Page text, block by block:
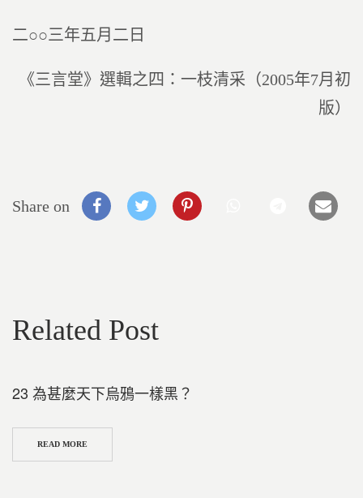
二○○三年五月二日
《三言堂》選輯之四：一枝清采（2005年7月初
版）
Share on
Related Post
23 為甚麼天下烏鴉一樣黑？
READ MORE